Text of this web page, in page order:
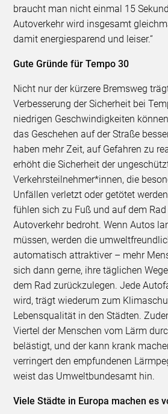
braucht man nicht einmal 15
Autoverkehr wird insgesamt
damit energiesparend und leiser.“
Gute Gründe für Tempo 30
Nicht nur der kürzere Bremsweg
Verbesserung der Sicherheit bei
niedrigen Geschwindigkeiten
das Geschehen auf der Straße
haben mehr Zeit, auf Gefahren zu
erhöht die Sicherheit der
Verkehrsteilnehmer*innen, die
Unfällen verletzt oder getötet
fühlen sich zu Fuß und auf dem
Autoverkehr bedroht. Wenn Autos
müssen, werden die
automatisch attraktiver – mehr
sich dann gerne, ihre täglichen
dem Rad zurückzulegen. Jede
wird, trägt wiederum zum
Lebensqualität in den Städten.
Viertel der Menschen vom Lärm
belästigt, und der kann krank
verringert den empfundenen
weist das Umweltbundesamt hin.
Viele Städte in Europa machen es